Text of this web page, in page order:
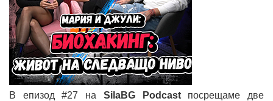
В епизод #27 на SilaBG Podcast посрещаме две